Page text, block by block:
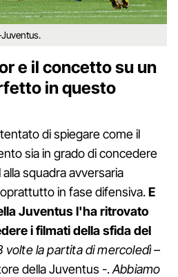
e il concetto su un
in questo
di spiegare come il
sia in grado di concedere
squadra avversaria
in fase difensiva.E
Juventus l'ha ritrovato
i filmati della sfida del
volte la partita di mercoledì–
della Juventus -.Abbiamo